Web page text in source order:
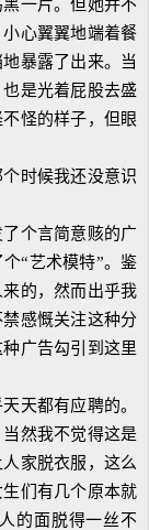
一片。但她并不
心翼翼地端着餐
暴露了出来。当
是光着屁股去盛
怪的样子，但眼
时候我还没意识
个言简意赅的广
“艺术模特”。鉴
的，然而出乎我
感慨关注这种分
广告勾引到这里
天都有应聘的。
然我不觉得这是
家脱衣服，这么
们有几个原本就
的面脱得一丝不